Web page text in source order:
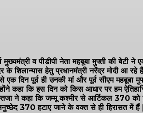
व पीडीपी नेता महबूबा मुफ्ती की बेटी ने
शिलान्यास हेतु प्रधानमंत्री नरेंद्र मोदी आ
पूर्व ही उनकी मां और पूर्व सीएम महबूबा
कहा कि इस दिन को किस आधार पर हम
ने कहा कि जम्मू कश्मीर से आर्टिकल 370 को
370 हटाए जाने के वक्त से ही हिरासत में हैं